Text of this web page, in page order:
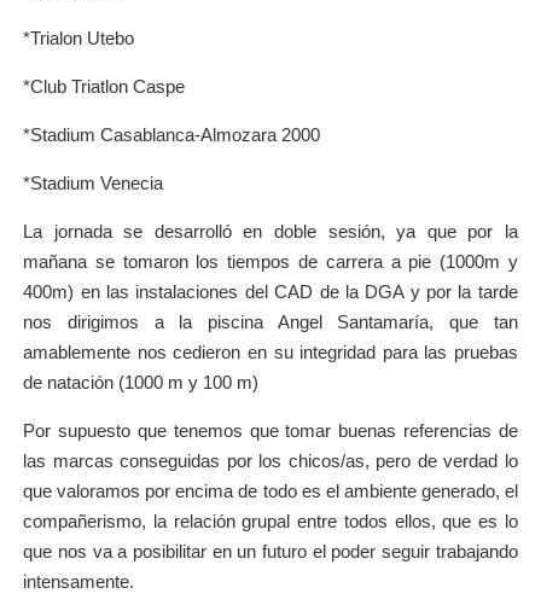
*Trialon Utebo
*Club Triatlon Caspe
*Stadium Casablanca-Almozara 2000
*Stadium Venecia
La jornada se desarrolló en doble sesión, ya que por la
mañana se tomaron los tiempos de carrera a pie (1000m y
400m) en las instalaciones del CAD de la DGA y por la tarde
nos dirigimos a la piscina Angel Santamaría, que tan
amablemente nos cedieron en su integridad para las pruebas
de natación (1000 m y 100 m)
Por supuesto que tenemos que tomar buenas referencias de
las marcas conseguidas por los chicos/as, pero de verdad lo
que valoramos por encima de todo es el ambiente generado, el
compañerismo, la relación grupal entre todos ellos, que es lo
que nos va a posibilitar en un futuro el poder seguir trabajando
intensamente.